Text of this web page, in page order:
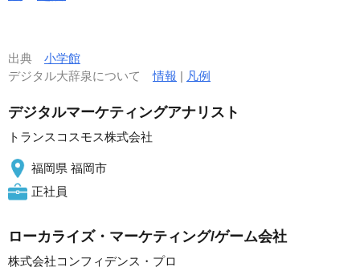
出典 小学館
デジタル大辞泉について情報 | 凡例
デジタルマーケティングアナリスト
トランスコスモス株式会社
福岡県 福岡市
正社員
ローカライズ・マーケティング/ゲーム会社
株式会社コンフィデンス・プロ